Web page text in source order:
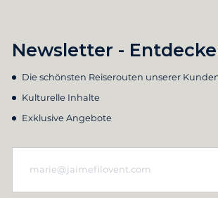
Newsletter -
Die schönsten Reiserouten unserer
Kulturelle Inhalte
Exklusive Angebote